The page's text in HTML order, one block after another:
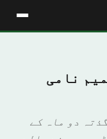
نامی
دو ماہ کے